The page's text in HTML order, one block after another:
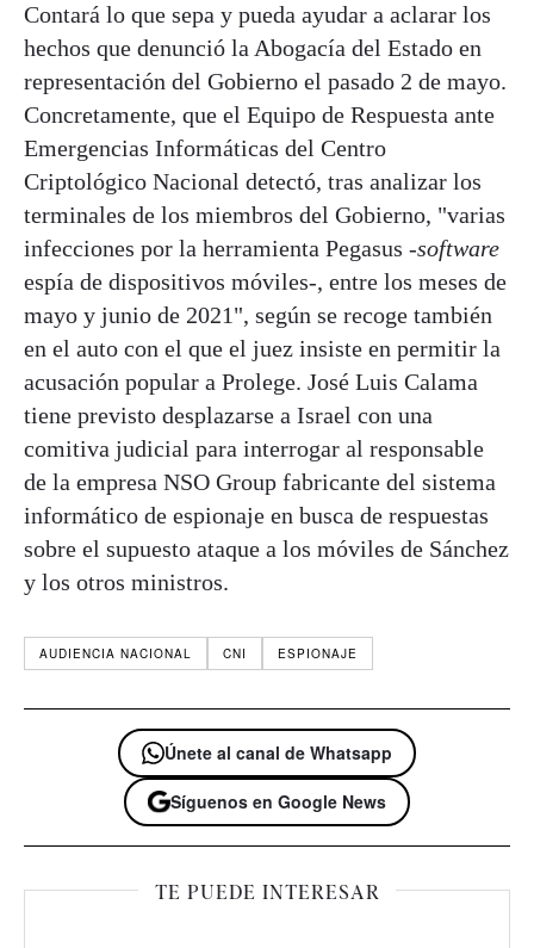
Contará lo que sepa y pueda ayudar a aclarar los
hechos que denunció la Abogacía del Estado en
representación del Gobierno el pasado 2 de mayo.
Concretamente, que el Equipo de Respuesta ante
Emergencias Informáticas del Centro
Criptológico Nacional detectó, tras analizar los
terminales de los miembros del Gobierno, "varias
infecciones por la herramienta Pegasus -software
espía de dispositivos móviles-, entre los meses de
mayo y junio de 2021", según se recoge también
en el auto con el que el juez insiste en permitir la
acusación popular a Prolege. José Luis Calama
tiene previsto desplazarse a Israel con una
comitiva judicial para interrogar al responsable
de la empresa NSO Group fabricante del sistema
informático de espionaje en busca de respuestas
sobre el supuesto ataque a los móviles de Sánchez
y los otros ministros.
AUDIENCIA NACIONAL CNI ESPIONAJE
Únete al canal de Whatsapp
Síguenos en Google News
TE PUEDE INTERESAR